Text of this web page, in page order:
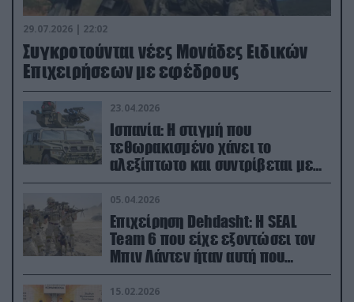
29.07.2026 | 22:02
Συγκροτούνται νέες Μονάδες Ειδικών
Επιχειρήσεων με εφέδρους
23.04.2026
Ισπανία: Η στιγμή που
τεθωρακισμένο χάνει το
αλεξίπτωτο και συντρίβεται με
ορμή στο έδαφος (βίντεο)
05.04.2026
Επιχείρηση Dehdasht: Η SEAL
Team 6 που είχε εξοντώσει τον
Μπιν Λάντεν ήταν αυτή που
διέσωσε τον πιλότο του F-15
15.02.2026